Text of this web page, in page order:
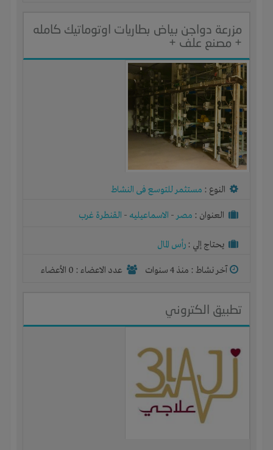
مزرعة دواجن بياض بطاريات اوتوماتيك كامله
+ مصنع علف +
النوع : مستثمر للتوسع فى النشاط
العنوان : مصر- الاسماعيليه - القنطرة غرب
يحتاج إلي : رأس المال
آخر نشاط : منذ 4 سنوات عدد الاعضاء : 0 الأعضاء
تطبيق الكتروني